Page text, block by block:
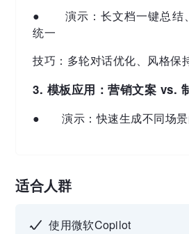
● 演示：长文档一键总结
统一
技巧：多轮对话优化、风格保
3. 模板应用：营销文案 vs.
● 演示：快速生成不同场景
适合人群
使用微软Copilot